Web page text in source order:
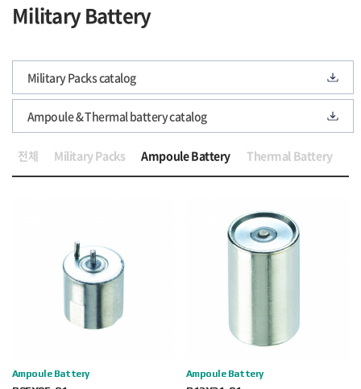
Military Battery
Military Packs catalog
Ampoule & Thermal battery catalog
전체 Military Packs Ampoule Battery Thermal Battery
Ampoule Battery Ampoule Battery